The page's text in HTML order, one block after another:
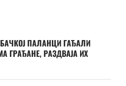
ПАЛАНЦИ ГАЂАЛИ
ГРАЂАНЕ, РАЗДВАЈА ИХ